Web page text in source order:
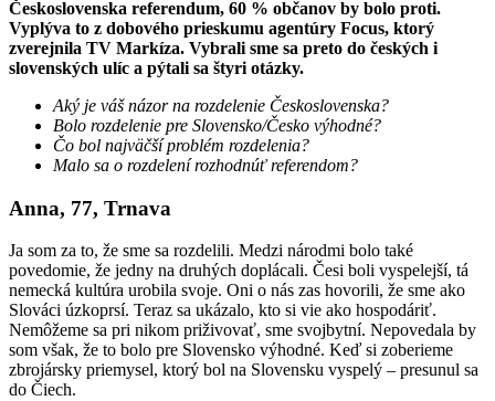
Československa referendum, 60 % občanov by bolo proti.
Vyplýva to z dobového prieskumu agentúry Focus, ktorý
zverejnila TV Markíza. Vybrali sme sa preto do českých i
slovenských ulíc a pýtali sa štyri otázky.
Aký je váš názor na rozdelenie Československa?
Bolo rozdelenie pre Slovensko/Česko výhodné?
Čo bol najväčší problém rozdelenia?
Malo sa o rozdelení rozhodnúť referendom?
Anna, 77, Trnava
Ja som za to, že sme sa rozdelili. Medzi národmi bolo také
povedomie, že jedny na druhých doplácali. Česi boli vyspelejší, tá
nemecká kultúra urobila svoje. Oni o nás zas hovorili, že sme ako
Slováci úzkoprsí. Teraz sa ukázalo, kto si vie ako hospodáriť.
Nemôžeme sa pri nikom priživovať, sme svojbytní. Nepovedala by
som však, že to bolo pre Slovensko výhodné. Keď si zoberieme
zbrojársky priemysel, ktorý bol na Slovensku vyspelý – presunul sa
do Čiech.